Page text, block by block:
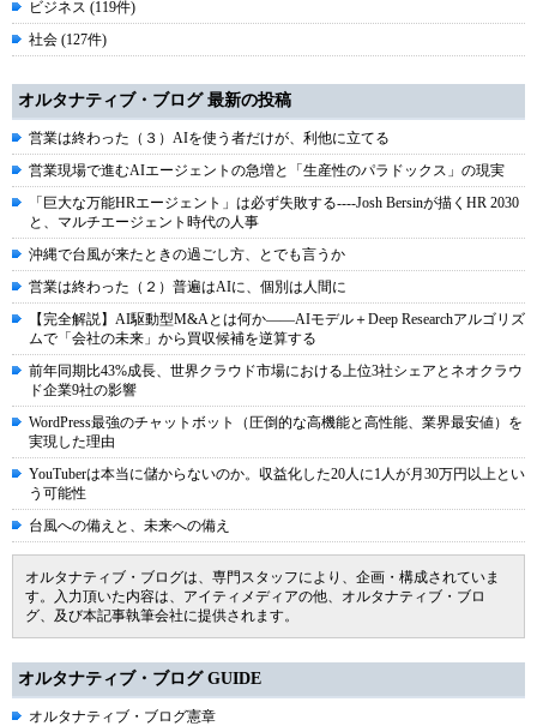
ビジネス (119件)
社会 (127件)
オルタナティブ・ブログ 最新の投稿
営業は終わった（３）AIを使う者だけが、利他に立てる
営業現場で進むAIエージェントの急増と「生産性のパラドックス」の現実
「巨大な万能HRエージェント」は必ず失敗する----Josh Bersinが描くHR 2030
と、マルチエージェント時代の人事
沖縄で台風が来たときの過ごし方、とでも言うか
営業は終わった（２）普遍はAIに、個別は人間に
【完全解説】AI駆動型M&Aとは何か――AIモデル＋Deep Researchアルゴリズ
ムで「会社の未来」から買収候補を逆算する
前年同期比43%成長、世界クラウド市場における上位3社シェアとネオクラウ
ド企業9社の影響
WordPress最強のチャットボット（圧倒的な高機能と高性能、業界最安値）を
実現した理由
YouTuberは本当に儲からないのか。収益化した20人に1人が月30万円以上とい
う可能性
台風への備えと、未来への備え
オルタナティブ・ブログは、専門スタッフにより、企画・構成されていま
す。入力頂いた内容は、アイティメディアの他、オルタナティブ・ブロ
グ、及び本記事執筆会社に提供されます。
オルタナティブ・ブログ GUIDE
オルタナティブ・ブログ憲章